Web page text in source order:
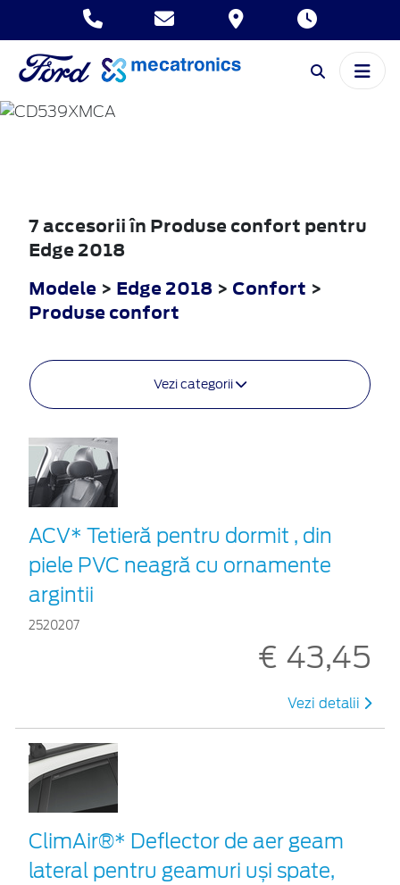
EDGE
7 accesorii în Produse confort pentru
Edge 2018
Modele > Edge 2018 > Confort >
Produse confort
Vezi categorii
ACV* Tetieră pentru dormit , din
piele PVC neagră cu ornamente
argintii
2520207
€ 43,45
Vezi detalii
ClimAir®* Deflector de aer geam
lateral pentru geamuri uși spate,